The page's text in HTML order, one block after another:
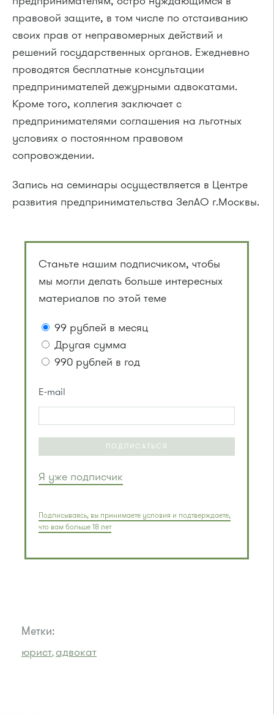
правовой защите, в том числе по отстаиванию
своих прав от неправомерных действий и
решений государственных органов. Ежедневно
проводятся бесплатные консультации
предпринимателей дежурными адвокатами.
Кроме того, коллегия заключает с
предпринимателями соглашения на льготных
условиях о постоянном правовом
сопровождении.
Запись на семинары осуществляется в Центре
развития предпринимательства ЗелАО г.Москвы.
Станьте нашим подписчиком, чтобы
мы могли делать больше интересных
материалов по этой теме
99 рублей в месяц
Другая сумма
990 рублей в год
E-mail
ПОДПИСАТЬСЯ
Я уже подписчик
Подписываясь, вы принимаете условия и подтверждаете,
что вам больше 18 лет
Метки:
юрист,адвокат